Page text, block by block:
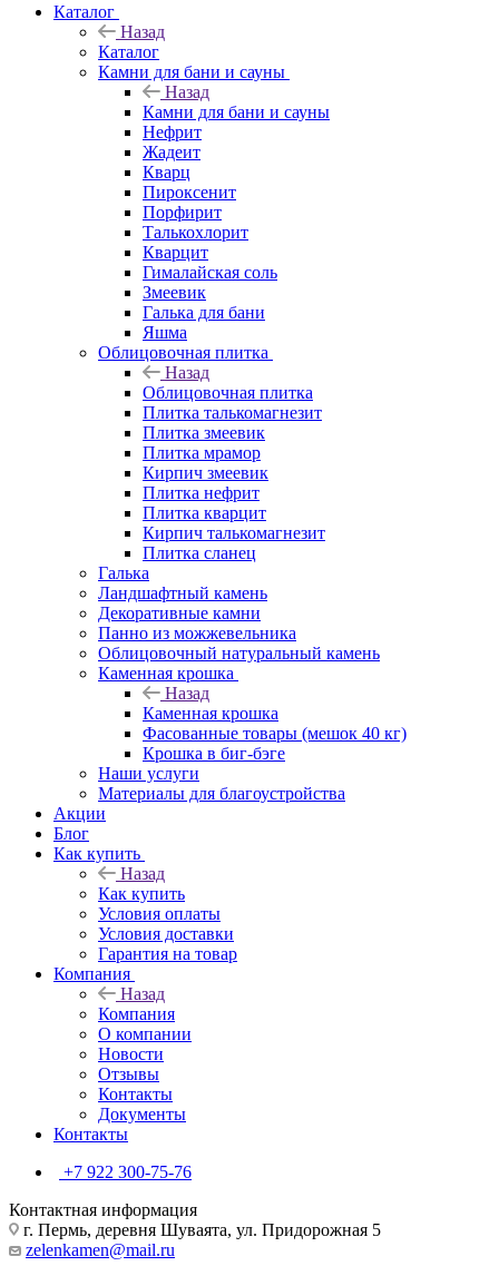
Каталог
Назад
Каталог
Камни для бани и сауны
Назад
Камни для бани и сауны
Нефрит
Жадеит
Кварц
Пироксенит
Порфирит
Талькохлорит
Кварцит
Гималайская соль
Змеевик
Галька для бани
Яшма
Облицовочная плитка
Назад
Облицовочная плитка
Плитка талькомагнезит
Плитка змеевик
Плитка мрамор
Кирпич змеевик
Плитка нефрит
Плитка кварцит
Кирпич талькомагнезит
Плитка сланец
Галька
Ландшафтный камень
Декоративные камни
Панно из можжевельника
Облицовочный натуральный камень
Каменная крошка
Назад
Каменная крошка
Фасованные товары (мешок 40 кг)
Крошка в биг-бэге
Наши услуги
Материалы для благоустройства
Акции
Блог
Как купить
Назад
Как купить
Условия оплаты
Условия доставки
Гарантия на товар
Компания
Назад
Компания
О компании
Новости
Отзывы
Контакты
Документы
Контакты
+7 922 300-75-76
Контактная информация
г. Пермь, деревня Шуваята, ул. Придорожная 5
zelenkamen@mail.ru